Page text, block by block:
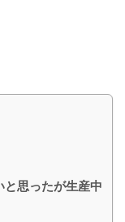
と思ったが生産中